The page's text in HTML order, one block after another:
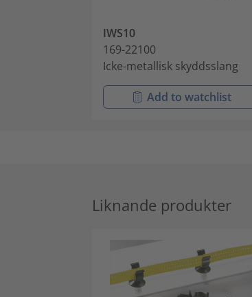
IWS10
169-22100
Icke-metallisk skyddsslang
Add to watchlist
Liknande produkter